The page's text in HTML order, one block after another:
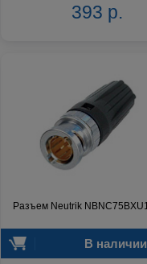
393 р.
Разъем Neutrik
В наличии